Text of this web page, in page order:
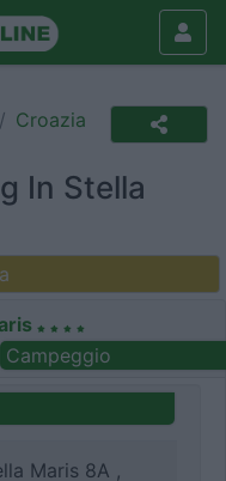
Croazia
In Stella
Campeggio
Maris 8A ,